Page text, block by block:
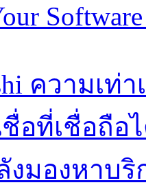
ความเท่
ชื่อที่เชื่อถือ
มองหาบ